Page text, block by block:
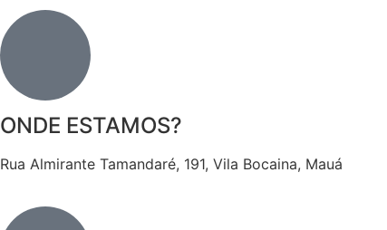
ONDE ESTAMOS?
Rua Almirante Tamandaré, 191, Vila Bocaina, Mauá